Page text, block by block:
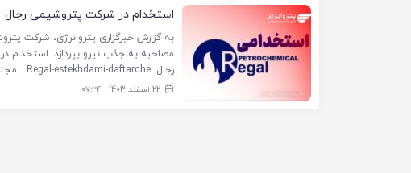
استخدام در شرکت پتروشیمی رجال
به گزارش خبرگزاری پتروانرژی، شرکت
مصاحبه به جذب نیرو بپردازد. استخدام
رجال: Regal-estekhdami-daftarche مجتمع
22 اسفند 1403 - ۰۷:۲۴